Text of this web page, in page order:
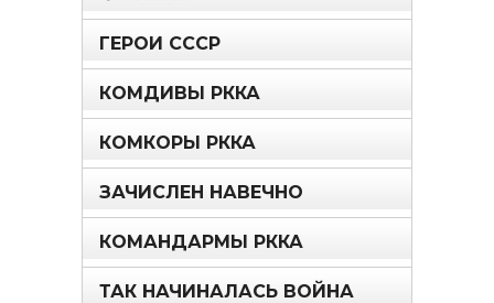
ГЕРОИ СССР
КОМДИВЫ РККА
КОМКОРЫ РККА
ЗАЧИСЛЕН НАВЕЧНО
КОМАНДАРМЫ РККА
ТАК НАЧИНАЛАСЬ ВОЙНА